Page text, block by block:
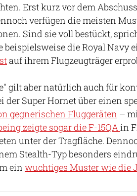
Erst kurz vor dem
verfügen die meisten
Sind sie voll bestückt,
beispielsweise die Royal Navy
auf ihrem Flugzeugträger
gilt aber natürlich auch für
der Super Hornet über einen
gegnerischen Fluggeräten –
zeigte sogar die F-15QA in
unter der Tragfläche.
Stealth-Typ besonders
ein wuchtiges Muster wie die